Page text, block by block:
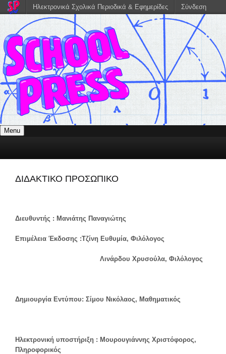
Menu
ΔΙΔΑΚΤΙΚΟ ΠΡΟΣΩΠΙΚΟ
Διευθυντής : Μανιάτης Παναγιώτης
Επιμέλεια Έκδοσης :Τζίνη Ευθυμία, Φιλόλογος
Λινάρδου Χρυσούλα, Φιλόλογος
Δημιουργία Εντύπου: Σίμου Νικόλαος, Μαθηματικός
Ηλεκτρονική υποστήριξη : Μουρουγιάννης Χριστόφορος,
Πληροφορικός
Ηλεκτρονικά Σχολικά Περιοδικά & Εφημερίδες Σύνδεση